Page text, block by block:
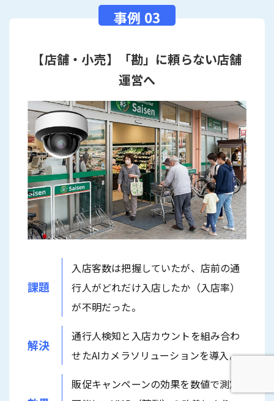
【店舗・小売】「勘」に頼らない店舗
運営へ
課題
入店客数は把握していたが、店前の通
行人がどれだけ入店したか（入店率）
が不明だった。
解決
通行人検知と入店カウントを組み合わ
せたAIカメラソリューションを導入。
販促キャンペーンの効果を数値で測定